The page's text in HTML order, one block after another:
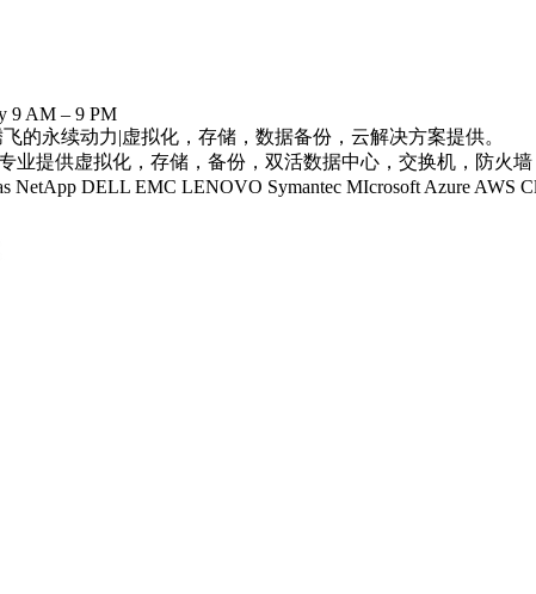
9 AM – 9 PM
的永续动力|虚拟化，存储，数据备份，云解决方案提供。
业提供虚拟化，存储，备份，双活数据中心，交换机，防火
NetApp DELL EMC LENOVO Symantec MIcrosoft Azure